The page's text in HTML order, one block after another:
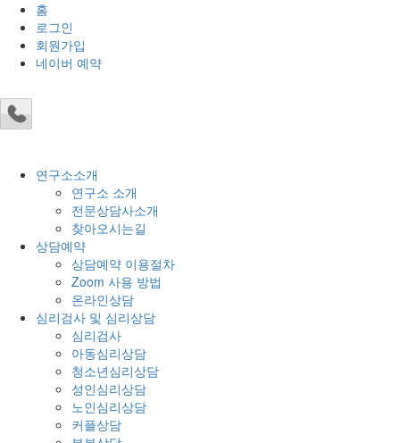
홈
로그인
회원가입
네이버 예약
연구소소개
연구소 소개
전문상담사소개
찾아오시는길
상담예약
상담예약 이용절차
Zoom 사용 방법
온라인상담
심리검사 및 심리상담
심리검사
아동심리상담
청소년심리상담
성인심리상담
노인심리상담
커플상담